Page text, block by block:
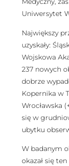
Uniwersytet
Największy
uzyskały:
Wojskowa
237 nowych
dobrze
Kopernika w
Wrocławska
się w
ubytku
W badanym
okazał się